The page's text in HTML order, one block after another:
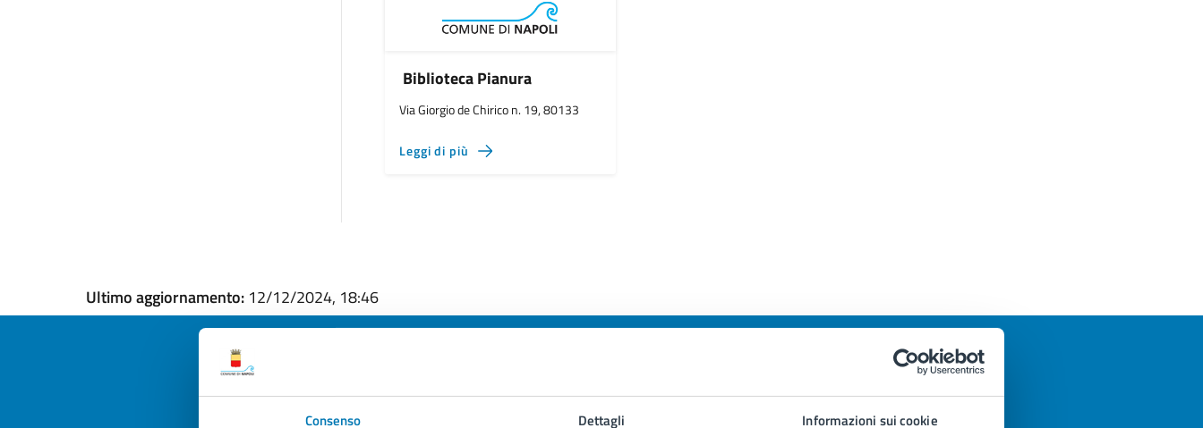
Consenso Dettagli Informazioni sui cookie
Biblioteca Pianura
Via Giorgio de Chirico n. 19, 80133
Leggi di più
Ultimo aggiornamento: 12/12/2024, 18:46